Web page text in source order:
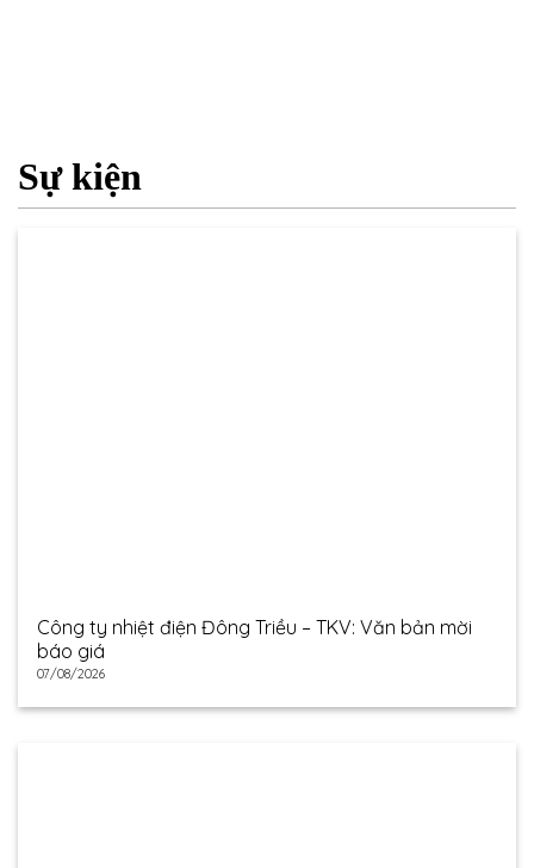
Sự kiện
Công ty nhiệt điện Đông Triều – TKV: Văn bản mời
báo giá
07/08/2026